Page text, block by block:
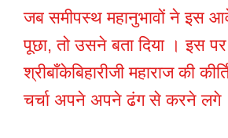
जब समीपस्थ महानुभावों ने इस
पूछा, तो उसने बता दिया । इस
श्रीबाँकेबिहारीजी महाराज की
चर्चा अपने अपने ढंग से करने लगे